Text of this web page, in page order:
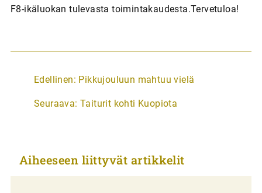
F8-ikäluokan tulevasta toimintakaudesta.Tervetuloa!
A
t
k
e
Edellinen: Pikkujouluun mahtuu vielä
Seuraava: Taiturit kohti Kuopiota
Aiheeseen liittyvät artikkelit